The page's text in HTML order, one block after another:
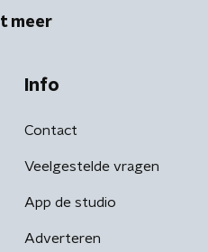
meer
Info
Contact
Veelgestelde vragen
App de studio
Adverteren